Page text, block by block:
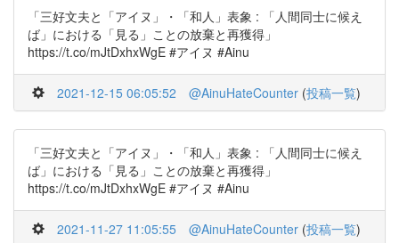
「三好文夫と「アイヌ」・「和人」表象 : 「人間同士に候え
ば」における「見る」ことの放棄と再獲得」
https://t.co/mJtDxhxWgE #アイヌ #Ainu
2021-12-15 06:05:52 @AinuHateCounter (投稿一覧)
「三好文夫と「アイヌ」・「和人」表象 : 「人間同士に候え
ば」における「見る」ことの放棄と再獲得」
https://t.co/mJtDxhxWgE #アイヌ #Ainu
2021-11-27 11:05:55 @AinuHateCounter (投稿一覧)